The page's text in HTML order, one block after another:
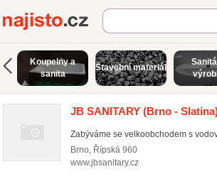
Najisto.cz
Koupelny a
sanita
Stavební materiál
JB SANITARY (Brno -
Zabýváme se velkoobchodem s
Brno, Řípská 960
www.jbsanitary.cz